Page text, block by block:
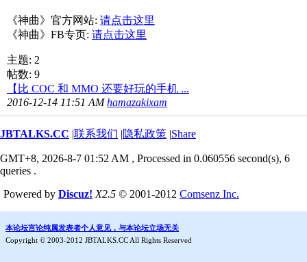
《神曲》官方网站: 请点击这里
《神曲》FB专页: 请点击这里
主题: 2
帖数: 9
【比 COC 和 MMO 还要好玩的手机 ...
2016-12-14 11:51 AMhamazakixam
JBTALKS.CC |联系我们 |隐私政策 |Share
GMT+8, 2026-8-7 01:52 AM , Processed in 0.060556 second(s), 6
queries .
Powered by Discuz! X2.5 © 2001-2012 Comsenz Inc.
本论坛言论纯属发表者个人意见，与本论坛立场无关
Copyright © 2003-2012 JBTALKS.CC All Rights Reserved